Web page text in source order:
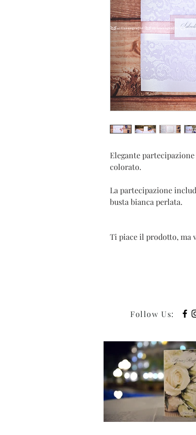
Elegante
colorato.
La partecipazione
busta bianca perlata.
Ti piace il prodotto, ma
Follow Us: